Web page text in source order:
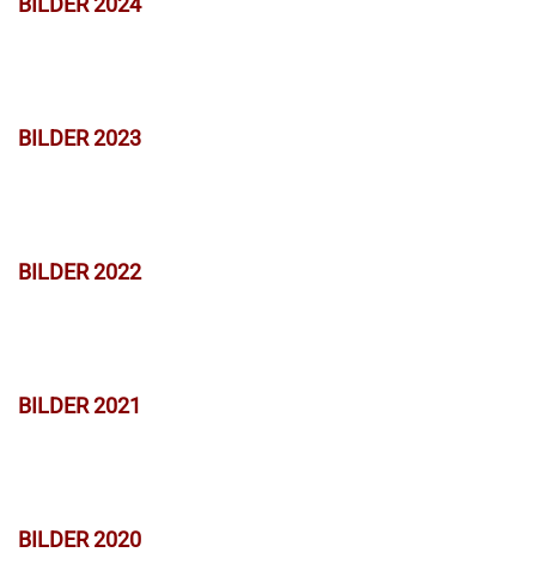
BILDER 2023
BILDER 2022
BILDER 2021
BILDER 2020